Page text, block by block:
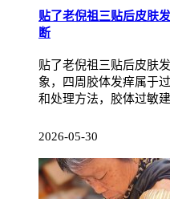
贴了老倪祖三贴后皮肤
断
贴了老倪祖三贴后皮肤
象，四周胶体发痒属于
和处理方法，胶体过敏
2026-05-30